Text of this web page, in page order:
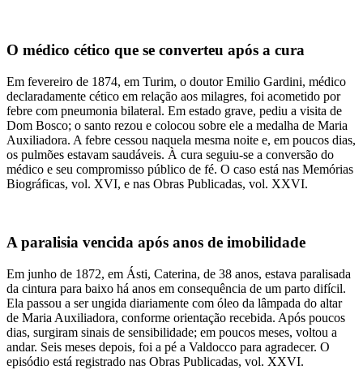
O médico cético que se converteu após a cura
Em fevereiro de 1874, em Turim, o doutor Emilio Gardini, médico
declaradamente cético em relação aos milagres, foi acometido por
febre com pneumonia bilateral. Em estado grave, pediu a visita de
Dom Bosco; o santo rezou e colocou sobre ele a medalha de Maria
Auxiliadora. A febre cessou naquela mesma noite e, em poucos dias,
os pulmões estavam saudáveis. À cura seguiu-se a conversão do
médico e seu compromisso público de fé. O caso está nas Memórias
Biográficas, vol. XVI, e nas Obras Publicadas, vol. XXVI.
A paralisia vencida após anos de imobilidade
Em junho de 1872, em Ásti, Caterina, de 38 anos, estava paralisada
da cintura para baixo há anos em consequência de um parto difícil.
Ela passou a ser ungida diariamente com óleo da lâmpada do altar
de Maria Auxiliadora, conforme orientação recebida. Após poucos
dias, surgiram sinais de sensibilidade; em poucos meses, voltou a
andar. Seis meses depois, foi a pé a Valdocco para agradecer. O
episódio está registrado nas Obras Publicadas, vol. XXVI.